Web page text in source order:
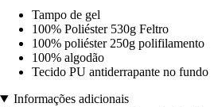
Tampo de gel
100% Poliéster 530g Feltro
100% poliéster 250g polifilamento
100% algodão
Tecido PU antiderrapante no fundo
Informações adicionais